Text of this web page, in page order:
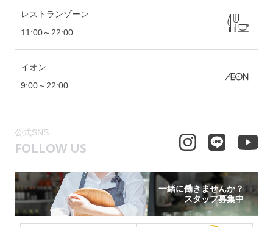
レストランゾーン
11:00～22:00
イオン
9:00～22:00
公式SNS
FOLLOW US
一緒に働きませんか？
スタッフ募集中